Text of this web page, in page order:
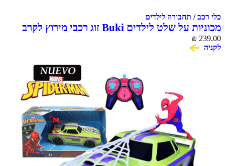
כלי רכב / תחבורה לילדים
מכוניות על שלט לילדים Buki זוג רכבי מירוץ לקרב
ומרוץ ₪ 239.00
לקניה